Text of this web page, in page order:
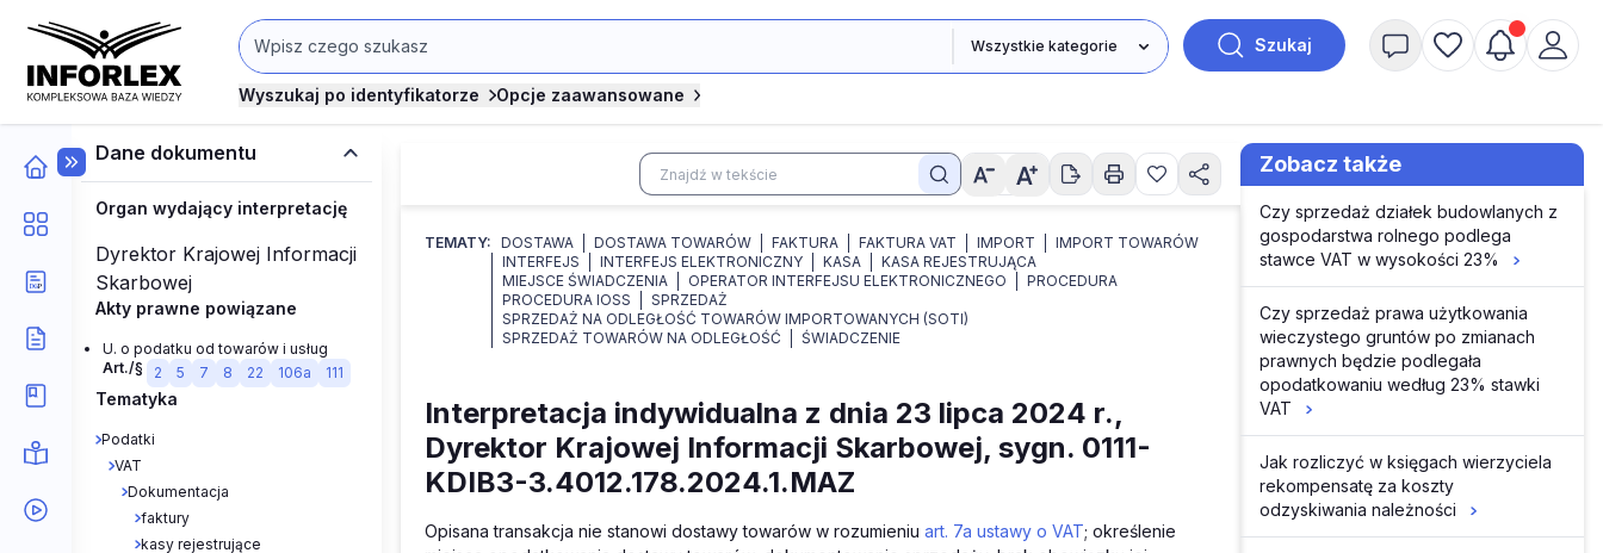
Szukaj
Wyszukaj po identyfikatorze Opcje zaawansowane
Dane dokumentu
Organ wydający interpretację
Dyrektor Krajowej Informacji
Skarbowej
Akty prawne powiązane
U. o podatku od towarów i usług
Art./§
2 5 7 8 22 106a 111
Tematyka
Podatki
VAT
Dokumentacja
faktury
kasy rejestrujące
TEMATY: DOSTAWA DOSTAWA TOWARÓW FAKTURA FAKTURA VAT IMPORT
IMPORT TOWARÓW
INTERFEJS
INTERFEJS ELEKTRONICZNY KASA
KASA REJESTRUJĄCA
MIEJSCE ŚWIADCZENIA
OPERATOR INTERFEJSU ELEKTRONICZNEGO
PROCEDURA
PROCEDURA IOSS
SPRZEDAŻ
SPRZEDAŻ NA ODLEGŁOŚĆ TOWARÓW IMPORTOWANYCH (SOTI)
SPRZEDAŻ TOWARÓW NA ODLEGŁOŚĆ
ŚWIADCZENIE
Interpretacja indywidualna z dnia 23 lipca 2024 r.,
Dyrektor Krajowej Informacji Skarbowej, sygn. 0111-
KDIB3-3.4012.178.2024.1.MAZ
Opisana transakcja nie stanowi dostawy towarów w rozumieniu art. 7a ustawy o VAT; określenie
Zobacz także
Czy sprzedaż działek budowlanych z
gospodarstwa rolnego podlega
stawce VAT w wysokości 23%
Czy sprzedaż prawa użytkowania
wieczystego gruntów po zmianach
prawnych będzie podlegała
opodatkowaniu według 23% stawki
VAT
Jak rozliczyć w księgach wierzyciela
rekompensatę za koszty
odzyskiwania należności